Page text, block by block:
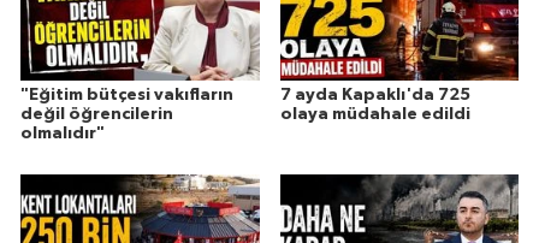
"Eğitim bütçesi vakıfların
değil öğrencilerin
olmalıdır"
7 ayda Kapaklı'da 725
olaya müdahale edildi